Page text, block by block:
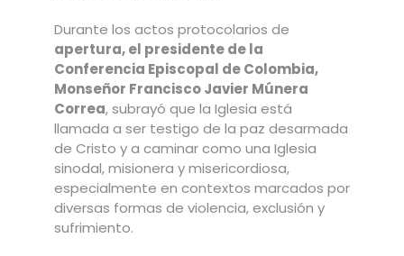
Durante los actos protocolarios de
apertura, el presidente de la
Conferencia Episcopal de Colombia,
Monseñor Francisco Javier Múnera
Correa, subrayó que la Iglesia está
llamada a ser testigo de la paz desarmada
de Cristo y a caminar como una Iglesia
sinodal, misionera y misericordiosa,
especialmente en contextos marcados por
diversas formas de violencia, exclusión y
sufrimiento.